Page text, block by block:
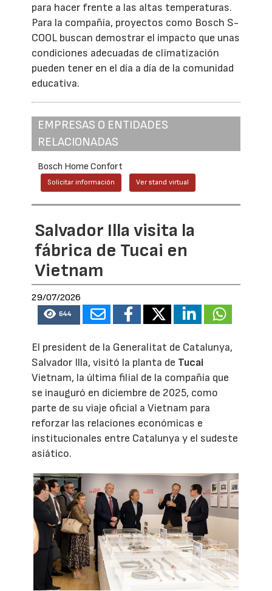
para hacer frente a las altas temperaturas.
Para la compañía, proyectos como Bosch S-
COOL buscan demostrar el impacto que unas
condiciones adecuadas de climatización
pueden tener en el día a día de la comunidad
educativa.
EMPRESAS O ENTIDADES
RELACIONADAS
Bosch Home Confort
Solicitar información Ver stand virtual
Salvador Illa visita la
fábrica de Tucai en
Vietnam
29/07/2026
644
El president de la Generalitat de Catalunya,
Salvador Illa, visitó la planta de Tucai
Vietnam, la última filial de la compañía que
se inauguró en diciembre de 2025, como
parte de su viaje oficial a Vietnam para
reforzar las relaciones económicas e
institucionales entre Catalunya y el sudeste
asiático.